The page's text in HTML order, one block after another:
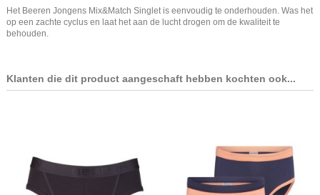
Het Beeren Jongens Mix&Match Singlet is eenvoudig te onderhouden. Was het
op een zachte cyclus en laat het aan de lucht drogen om de kwaliteit te
behouden.
Klanten die dit product aangeschaft hebben kochten ook...